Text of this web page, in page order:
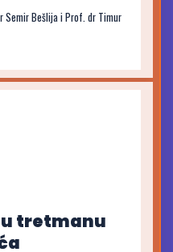
Semir Bešlija i Prof. dr Timur
tretmanu